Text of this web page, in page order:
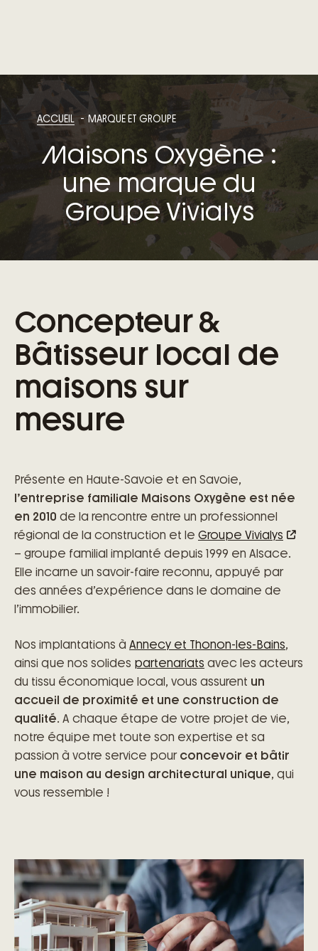
ACCUEIL MARQUE ET GROUPE
Maisons Oxygène :
une marque du
Groupe Vivialys
Concepteur &
Bâtisseur local de
maisons sur
mesure
Présente en Haute-Savoie et en Savoie,
l’entreprise familiale Maisons Oxygène est née
en 2010 de la rencontre entre un professionnel
régional de la construction et le Groupe Vivialys
– groupe familial implanté depuis 1999 en Alsace.
Elle incarne un savoir-faire reconnu, appuyé par
des années d’expérience dans le domaine de
l’immobilier.
Nos implantations à Annecy et Thonon-les-Bains,
ainsi que nos solides partenariats avec les acteurs
du tissu économique local, vous assurent un
accueil de proximité et une construction de
qualité. A chaque étape de votre projet de vie,
notre équipe met toute son expertise et sa
passion à votre service pour concevoir et bâtir
une maison au design architectural unique, qui
vous ressemble !